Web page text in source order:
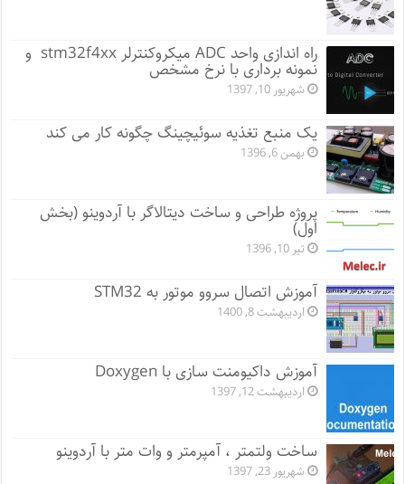
راه اندازی واحد ADC میکروکنترلر stm32f4xx و
نمونه برداری با نرخ مشخص
شهریور 10, 1397
یک منبع تغذیه سوئیچینگ چگونه کار می کند
بهمن 6, 1396
پروژه طراحی و ساخت دیتالاگر با آردوینو (بخش
اول)
تیر 10, 1396
آموزش اتصال سروو موتور به STM32
اردیبهشت 8, 1400
آموزش داکیومنت سازی با Doxygen
اردیبهشت 12, 1397
ساخت ولتمتر ، آمپرمتر و وات متر با آردوینو
شهریور 23, 1397